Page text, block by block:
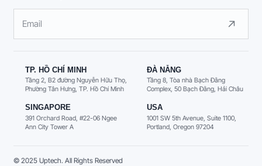
TP. HỒ CHÍ MINH
Tầng 2, B2 đường Nguyễn Hữu Thọ,
Phường Tân Hưng, TP. Hồ Chí Minh
ĐÀ NẴNG
Tầng 8, Tòa nhà Bạch Đằng
Complex, 50 Bạch Đằng, Hải Châu
SINGAPORE
391 Orchard Road, #22-06 Ngee
Ann City Tower A
USA
1001 SW 5th Avenue, Suite 1100,
Portland, Oregon 97204
© 2025 Uptech. All Rights Reserved